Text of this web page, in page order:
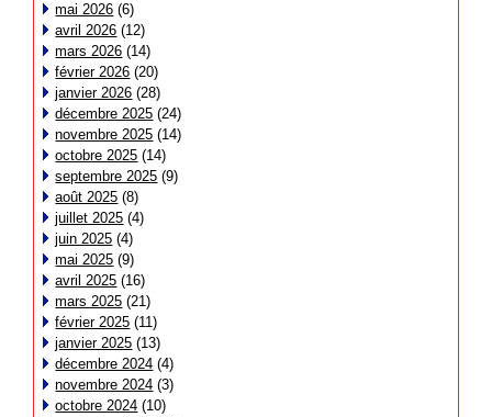
mai 2026 (6)
avril 2026 (12)
mars 2026 (14)
février 2026 (20)
janvier 2026 (28)
décembre 2025 (24)
novembre 2025 (14)
octobre 2025 (14)
septembre 2025 (9)
août 2025 (8)
juillet 2025 (4)
juin 2025 (4)
mai 2025 (9)
avril 2025 (16)
mars 2025 (21)
février 2025 (11)
janvier 2025 (13)
décembre 2024 (4)
novembre 2024 (3)
octobre 2024 (10)